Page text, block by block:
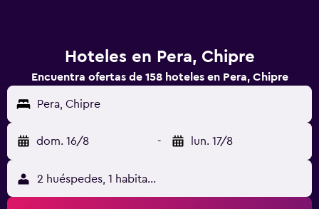
Hoteles en Pera, Chipre
Encuentra ofertas de 158 hoteles en Pera, Chipre
Pera, Chipre
dom. 16/8 - lun. 17/8
2 huéspedes, 1 habitación